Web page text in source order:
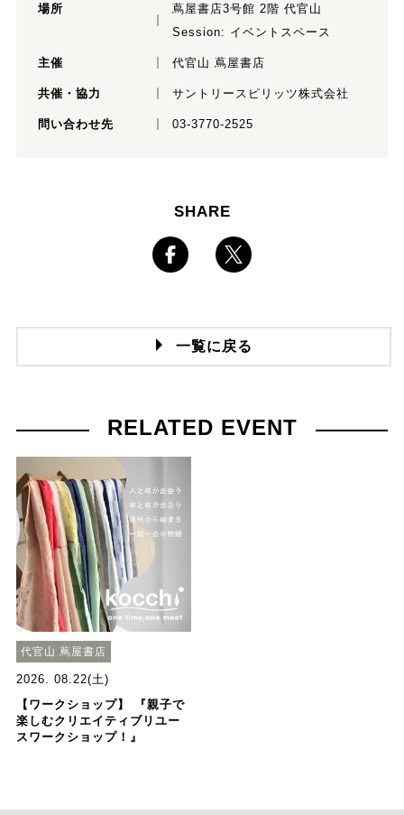
場所
蔦屋書店3号館 2階 代官山
Session: イベントスペース
主催 代官山 蔦屋書店
共催・協力 サントリースピリッツ株式会社
問い合わせ先 03-3770-2525
SHARE
一覧に戻る
RELATED EVENT
代官山 蔦屋書店
2026. 08.22(土)
【ワークショップ】 『親子で
楽しむクリエイティブリユー
スワークショップ！』